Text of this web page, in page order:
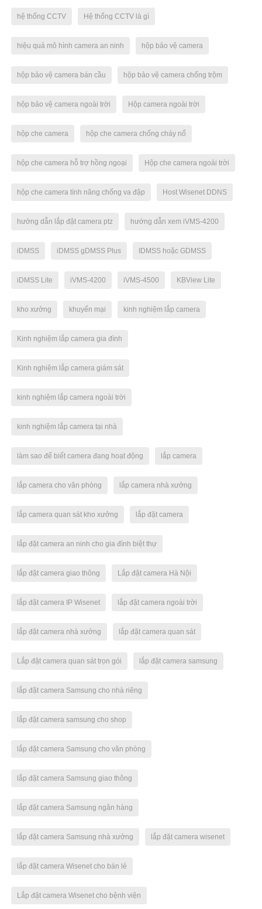
hệ thống CCTV Hệ thống CCTV là gì
hiệu quả mô hình camera an ninh hộp bảo vệ camera
hộp bảo vệ camera bán cầu hộp bảo vệ camera chống trộm
hộp bảo vệ camera ngoài trời Hộp camera ngoài trời
hộp che camera hộp che camera chống cháy nổ
hộp che camera hỗ trợ hồng ngoại Hộp che camera ngoài trời
hộp che camera tính năng chống va đập Host Wisenet DDNS
hướng dẫn lắp đặt camera ptz hướng dẫn xem iVMS-4200
iDMSS iDMSS gDMSS Plus IDMSS hoặc GDMSS
iDMSS Lite iVMS-4200 iVMS-4500 KBView Lite
kho xưởng khuyến mại kinh nghiệm lắp camera
Kinh nghiệm lắp camera gia đình
Kinh nghiệm lắp camera giám sát
kinh nghiệm lắp camera ngoài trời
kinh nghiệm lắp camera tại nhà
làm sao để biết camera đang hoạt động lắp camera
lắp camera cho văn phòng lắp camera nhà xưởng
lắp camera quan sát kho xưởng lắp đặt camera
lắp đặt camera an ninh cho gia đình biệt thự
lắp đặt camera giao thông Lắp đặt camera Hà Nội
lắp đặt camera IP Wisenet lắp đặt camera ngoài trời
lắp đặt camera nhà xưởng lắp đặt camera quan sát
Lắp đặt camera quan sát trọn gói lắp đặt camera samsung
lắp đặt camera Samsung cho nhà riêng
lắp đặt camera samsung cho shop
lắp đặt camera Samsung cho văn phòng
lắp đặt camera Samsung giao thông
lắp đặt camera Samsung ngân hàng
lắp đặt camera Samsung nhà xưởng lắp đặt camera wisenet
lắp đặt camera Wisenet cho bán lẻ
Lắp đặt camera Wisenet cho bệnh viện